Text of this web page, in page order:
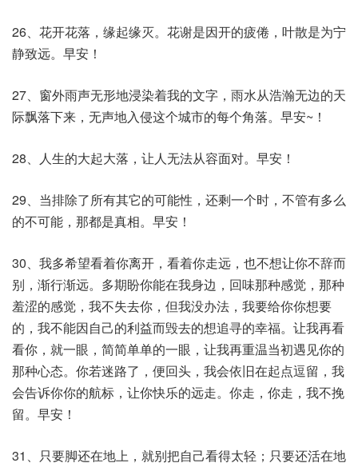
26、花开花落，缘起缘灭。花谢是因开的疲倦，叶散是为宁
静致远。早安！
27、窗外雨声无形地浸染着我的文字，雨水从浩瀚无边的天
际飘落下来，无声地入侵这个城市的每个角落。早安~！
28、人生的大起大落，让人无法从容面对。早安！
29、当排除了所有其它的可能性，还剩一个时，不管有多么
的不可能，那都是真相。早安！
30、我多希望看着你离开，看着你走远，也不想让你不辞而
别，渐行渐远。多期盼你能在我身边，回味那种感觉，那种
羞涩的感觉，我不失去你，但我没办法，我要给你你想要
的，我不能因自己的利益而毁去的想追寻的幸福。让我再看
看你，就一眼，简简单单的一眼，让我再重温当初遇见你的
那种心态。你若迷路了，便回头，我会依旧在起点逗留，我
会告诉你你的航标，让你快乐的远走。你走，你走，我不挽
留。早安！
31、只要脚还在地上，就别把自己看得太轻；只要还活在地